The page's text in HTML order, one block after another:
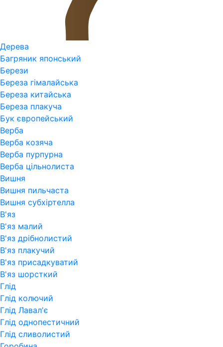
Дерева
Багряник японський
Берези
Береза гімалайська
Береза китайська
Береза плакуча
Бук європейський
Верба
Верба козяча
Верба пурпурна
Верба цільнолиста
Вишня
Вишня пильчаста
Вишня субхіртелла
В'яз
В'яз малий
В'яз дрібнолистий
В'яз плакучий
В'яз присадкуватий
В'яз шорсткий
Глід
Глід колючий
Глід Лавал'є
Глід однопестичний
Глід сливолистий